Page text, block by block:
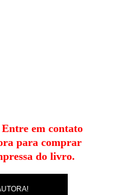
em contato
para comprar
do livro.